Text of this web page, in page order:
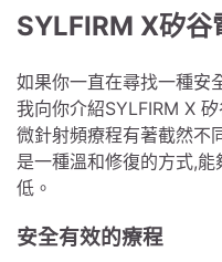
SYLFIRM X矽谷
如果你一直在尋找一種安
我向你介紹SYLFIRM X
微針射頻療程有著截然不
是一種溫和修復的方式,
低。
安全有效的療程